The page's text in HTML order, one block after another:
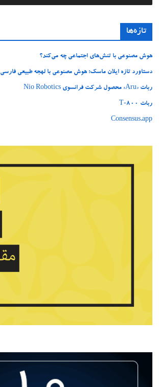
تازه‌ها
هوش مصنوعی با تنش‌های اجتماعی چه می‌کند؟
دستاورد تازه ایلان ماسک؛ هوش مصنوعی با لهجه طبیعی فارسی
ربات «Aru» محصول شرکت فرانسوی Nio Robotics
ربات T‑800
Consensus.app